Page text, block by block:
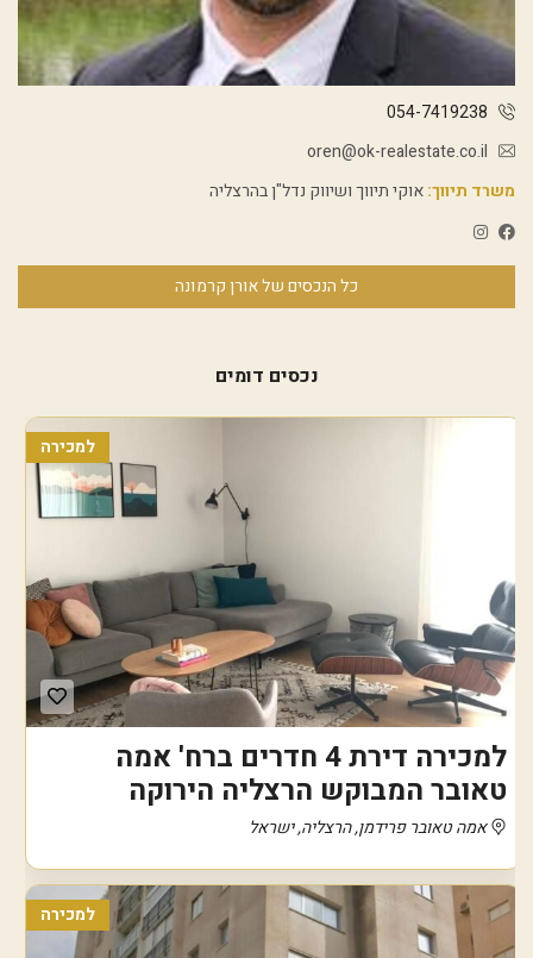
054-7419238
oren@ok-realestate.co.il
משרד תיווך:אוקי תיווך ושיווק נדל"ן בהרצליה
כל הנכסים של אורן קרמונה
נכסים דומים
למכירה
למכירה דירת 4 חדרים ברח' אמה
טאובר המבוקש הרצליה הירוקה
אמה טאובר פרידמן, הרצליה, ישראל
למכירה